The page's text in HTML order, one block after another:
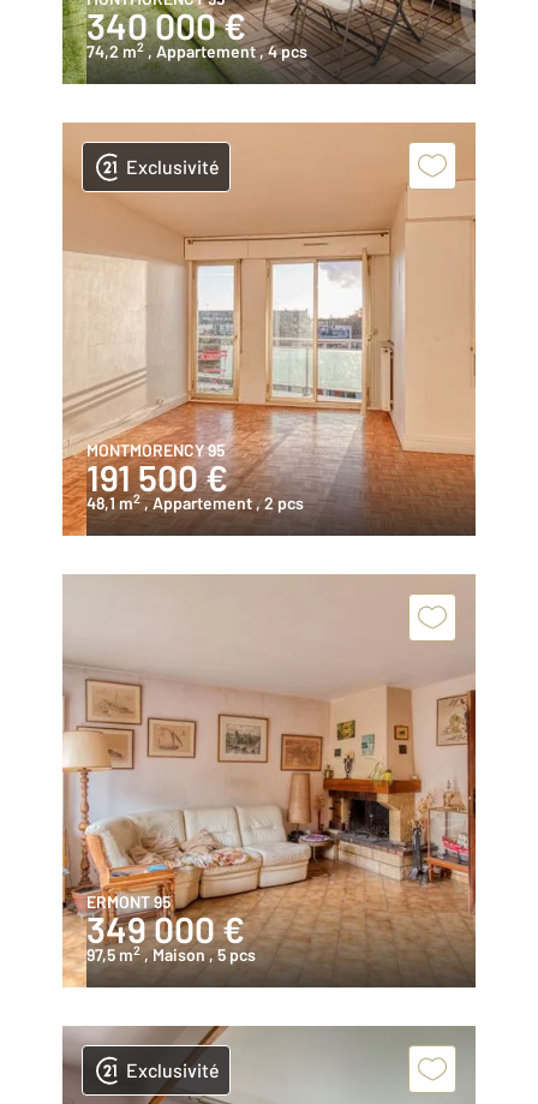
340 000 €
74,2 m2 , Appartement, 4 pcs
Exclusivité
MONTMORENCY 95
191 500 €
48,1 m2 , Appartement, 2 pcs
ERMONT 95
349 000 €
97,5 m2 , Maison, 5 pcs
Exclusivité